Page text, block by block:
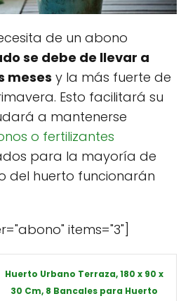
de un abono
se debe de llevar a
meses y la más fuerte de
Esto facilitará su
a mantenerse
o fertilizantes
para la mayoría de
del huerto funcionarán
items="3"]
Huerto Urbano Terraza, 180 x 90 x
30 Cm, 8 Bancales para Huerto